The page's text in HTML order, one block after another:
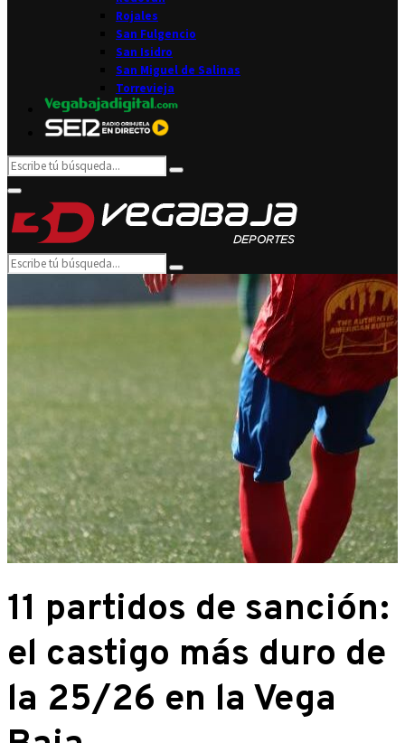
Rojales
San Fulgencio
San Isidro
San Miguel de Salinas
Torrevieja
Search
for:
Search
Primary
Menu
Search
for:
Search
11 partidos de sanción:
el castigo más duro de
la 25/26 en la Vega